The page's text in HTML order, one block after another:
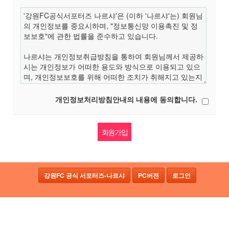
개인정보처리방침안내의 내용에 동의합니다.
강원FC 공식 서포터즈-나르샤 PC버전 로그인